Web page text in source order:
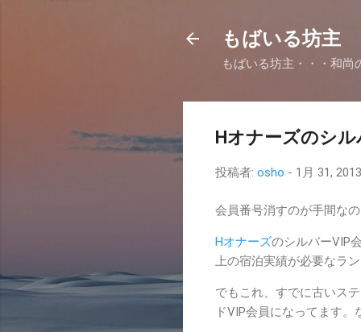
もばいる坊主
もばいる坊主・・・和
Hオナーズのシ
投稿者: osho - 1月 31, 2013
会員番号消すのが手間な
HオナーズのシルバーVIP
上の宿泊実績が必要なラ
でもこれ、すでに古いス
ドVIP会員になってます